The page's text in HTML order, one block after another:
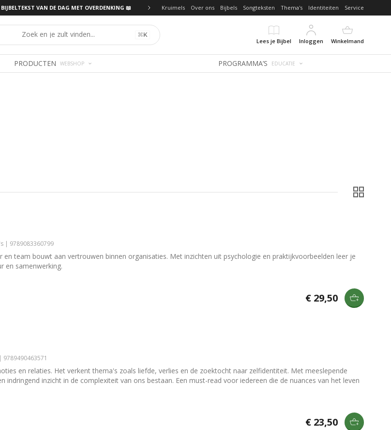
BIJBELTEKST VAN DE DAG MET OVERDENKING 📖 Kruimels Over ons Bijbels Songteksten Thema's Identiteiten Service
⌘K
Lees je Bijbel
Inloggen Winkelmand
PRODUCTEN WEBSHOP PROGRAMMA’S EDUCATIE
| 9789083360799
team bouwt aan vertrouwen binnen organisaties. Met inzichten uit psychologie en praktijkvoorbeelden leer je
en samenwerking.
€ 29,50
en relaties. Het verkent thema's zoals liefde, verlies en de zoektocht naar zelfidentiteit. Met meeslepende
indringend inzicht in de complexiteit van ons bestaan. Een must-read voor iedereen die de nuances van het leven
€ 23,50